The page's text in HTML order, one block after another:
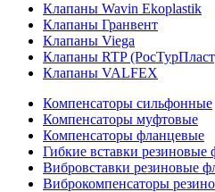
Клапаны Wavin Ekoplastik
Клапаны Гранвент
Клапаны Viega
Клапаны RTP
Клапаны VALFEX
Компенсаторы сильфонные
Компенсаторы муфтовые
Компенсаторы фланцевые
Гибкие вставки резиновые
Вибровставки резиновые
Виброкомпенсаторы